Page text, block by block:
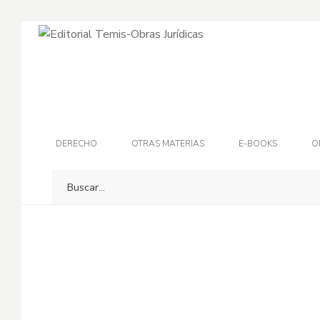
DERECHO OTRAS MATERIAS E-BOOKS
-35%